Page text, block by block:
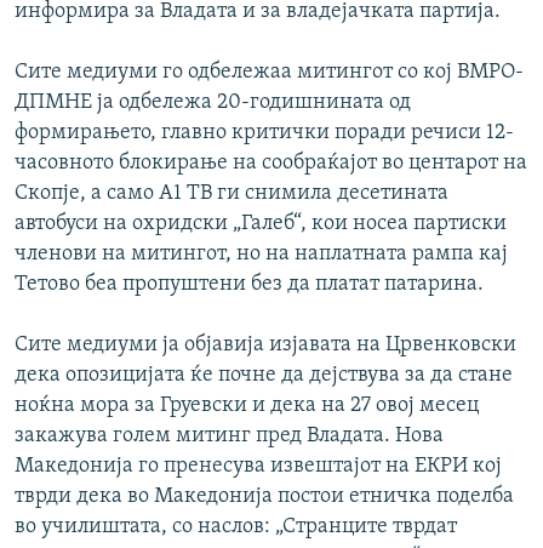
информира за Владата и за владејачката партија.
Сите медиуми го одбележаа митингот со кој ВМРО-
ДПМНЕ ја одбележа 20-годишнината од
формирањето, главно критички поради речиси 12-
часовното блокирање на сообраќајот во центарот на
Скопје, а само А1 ТВ ги снимила десетината
автобуси на охридски „Галеб“, кои носеа партиски
членови на митингот, но на наплатната рампа кај
Тетово беа пропуштени без да платат патарина.
Сите медиуми ја објавија изјавата на Црвенковски
дека опозицијата ќе почне да дејствува за да стане
ноќна мора за Груевски и дека на 27 овој месец
закажува голем митинг пред Владата. Нова
Македонија го пренесува извештајот на ЕКРИ кој
тврди дека во Македонија постои етничка поделба
во училиштата, со наслов: „Странците тврдат